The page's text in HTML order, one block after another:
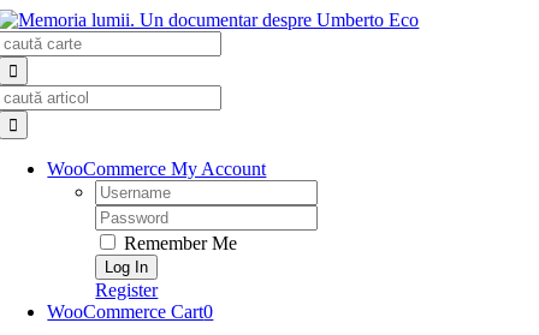
Skip
to
content
WooCommerce My Account
Username:
Password:
Remember Me
Register
WooCommerce Cart0